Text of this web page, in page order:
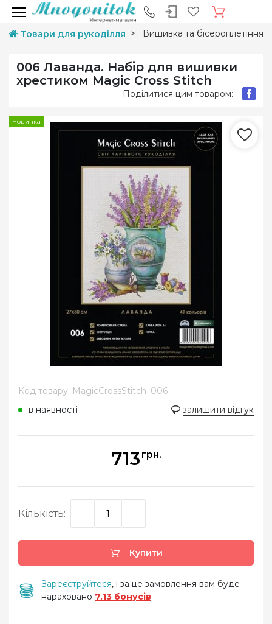
Товари для рукоділля Вишивка та бісероплетіння
006 Лаванда. Набір для вишивки
хрестиком Magic Cross Stitch
Поділитися цим товаром:
Новинка
Код товару: MagicCrossStitch_006
в наявності
залишити відгук
713 грн.
Кількість:
Купити
Зареєструйтеся, і за це замовлення вам буде
нараховано 7.13 бонусів